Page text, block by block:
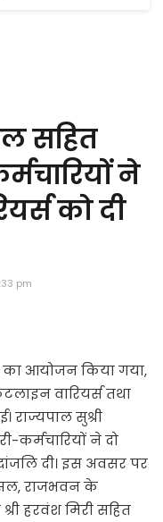
सहित
ने
को दी
pm
का आयोजन किया गया,
वारियर्स तथा
राज्यपाल सुश्री
कर्मचारियों ने दो
दी। इस अवसर पर
राजभवन के
हरवंश मिरी सहित